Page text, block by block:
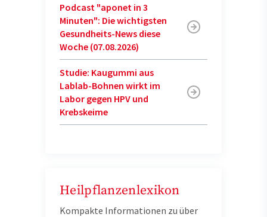
Podcast "aponet in 3
Minuten": Die wichtigsten
Gesundheits-News diese
Woche (07.08.2026)
Studie: Kaugummi aus
Lablab-Bohnen wirkt im
Labor gegen HPV und
Krebskeime
Heilpflanzenlexikon
Kompakte Informationen zu über